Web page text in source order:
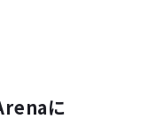
に